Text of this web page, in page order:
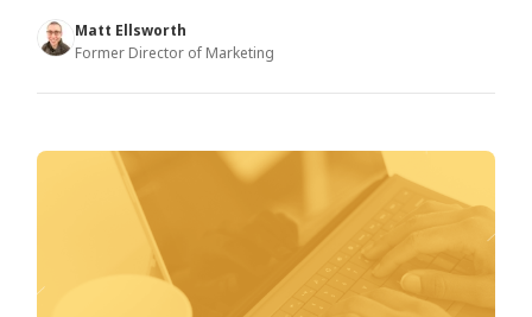
Matt Ellsworth
Former Director of Marketing